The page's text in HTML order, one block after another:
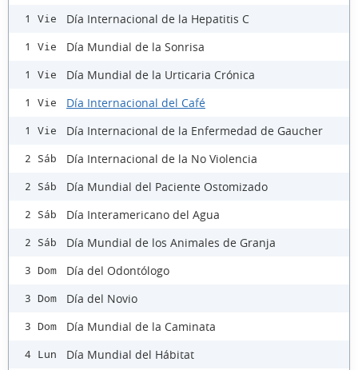
1 Vie Día Internacional de la Hepatitis C
1 Vie Día Mundial de la Sonrisa
1 Vie Día Mundial de la Urticaria Crónica
1 Vie Día Internacional del Café
1 Vie Día Internacional de la Enfermedad de Gaucher
2 Sáb Día Internacional de la No Violencia
2 Sáb Día Mundial del Paciente Ostomizado
2 Sáb Día Interamericano del Agua
2 Sáb Día Mundial de los Animales de Granja
3 Dom Día del Odontólogo
3 Dom Día del Novio
3 Dom Día Mundial de la Caminata
4 Lun Día Mundial del Hábitat